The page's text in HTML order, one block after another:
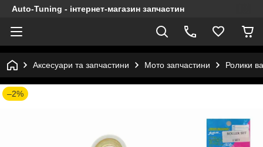
Auto-Tuning - інтернет-магазин запчастин
Аксесуари та запчастини Мото запчастини Ролики
–2%